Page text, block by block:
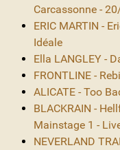
Carcassonne -
ERIC MARTIN -
Idéale
Ella LANGLEY -
FRONTLINE -
ALICATE - Too
BLACKRAIN -
Mainstage 1 -
NEVERLAND